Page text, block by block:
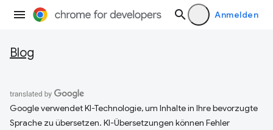
Anmelden
Blog
Google verwendet KI-Technologie, um Inhalte in Ihre bevorzugte
Sprache zu übersetzen. KI-Übersetzungen können Fehler